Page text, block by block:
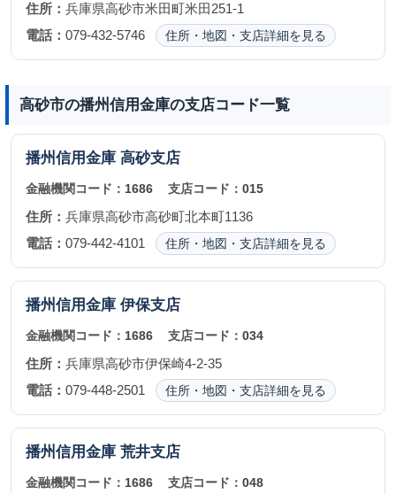
住所： 兵庫県高砂市米田町米田251-1
電話： 079-432-5746 住所・地図・支店詳細を見る
高砂市の播州信用金庫の支店コード一覧
播州信用金庫 高砂支店
金融機関コード： 1686 支店コード：015
住所： 兵庫県高砂市高砂町北本町1136
電話： 079-442-4101 住所・地図・支店詳細を見る
播州信用金庫 伊保支店
金融機関コード： 1686 支店コード：034
住所： 兵庫県高砂市伊保崎4-2-35
電話： 079-448-2501 住所・地図・支店詳細を見る
播州信用金庫 荒井支店
金融機関コード： 1686 支店コード：048